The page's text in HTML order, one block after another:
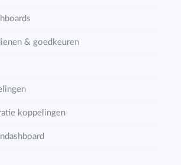
& goedkeuren
koppelingen